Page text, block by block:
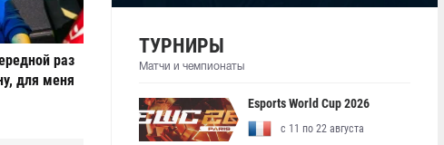
раз
для меня
ТУРНИРЫ
Матчи и чемпионаты
Esports World Cup 2026
с 11 по 22 августа